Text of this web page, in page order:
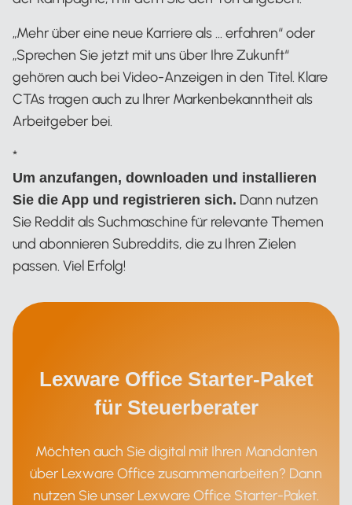
„Mehr über eine neue Karriere als … erfahren“ oder
„Sprechen Sie jetzt mit uns über Ihre Zukunft“
gehören auch bei Video-Anzeigen in den Titel. Klare
CTAs tragen auch zu Ihrer Markenbekanntheit als
Arbeitgeber bei.
*
Um anzufangen, downloaden und installieren
Sie die App und registrieren sich. Dann nutzen
Sie Reddit als Suchmaschine für relevante Themen
und abonnieren Subreddits, die zu Ihren Zielen
passen. Viel Erfolg!
Lexware Office Starter-Paket
für Steuerberater
Möchten auch Sie digital mit Ihren Mandanten
über Lexware Office zusammenarbeiten? Dann
nutzen Sie unser Lexware Office Starter-Paket.